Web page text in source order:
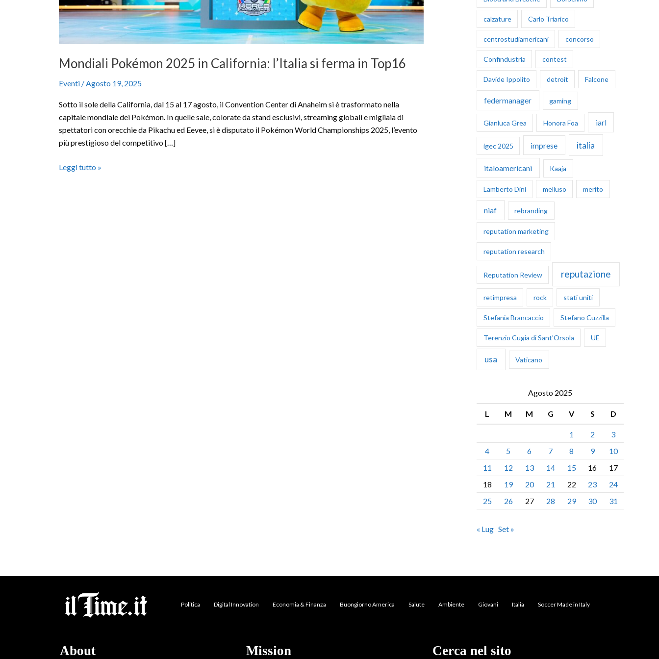
Mondiali Pokémon 2025 in California: l’Italia si ferma in Top16
Eventi / Agosto 19, 2025
Sotto il sole della California, dal 15 al 17 agosto, il Convention Center di Anaheim si è trasformato nella
capitale mondiale dei Pokémon. In quelle sale, colorate da stand esclusivi, streaming globali e migliaia di
spettatori con orecchie da Pikachu ed Eevee, si è disputato il Pokémon World Championships 2025, l’evento
più prestigioso del competitivo […]
Leggi tutto »
calzature Carlo Triarico
centrostudiamericani concorso
Confindustria contest
Davide Ippolito detroit Falcone
federmanager gaming
Gianluca Grea Honora Foa iarl
igec 2025 imprese italia
italoamericani Kaaja
Lamberto Dini melluso merito
niaf rebranding
reputation marketing
reputation research
Reputation Review reputazione
retimpresa rock stati uniti
Stefania Brancaccio Stefano Cuzzilla
Terenzio Cugia di Sant'Orsola UE
usa Vaticano
Agosto 2025
L M M G V S D
1 2
3
4
5 6 7 8 9
10
11
12 13 14 15 16
17
18
19 20 21 22 23
24
25
26 27 28 29 30 31
« Lug Set »
Politica Digital Innovation Economia & Finanza Buongiorno America Salute Ambiente Giovani Italia Soccer Made in Italy
About Mission Cerca nel sito